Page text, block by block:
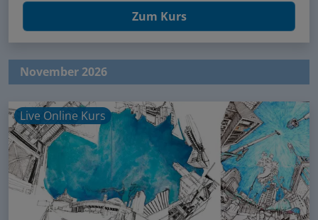
Zum Kurs
November 2026
Live Online Kurs